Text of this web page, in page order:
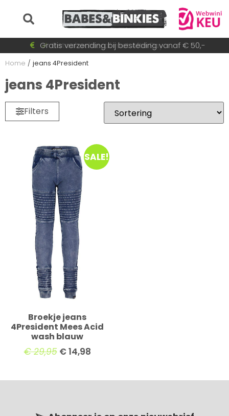
Betaal achteraf met AfterPay
Snel wisselende collectie
Gratis verzending bij besteding vanaf € 50,-
Voor 15:30 besteld = dezelfde dag verzonden!
Home / jeans 4President
jeans 4President
Filters
SALE!
Broekje jeans
4President Mees Acid
wash blauw
€29,95 €14,98